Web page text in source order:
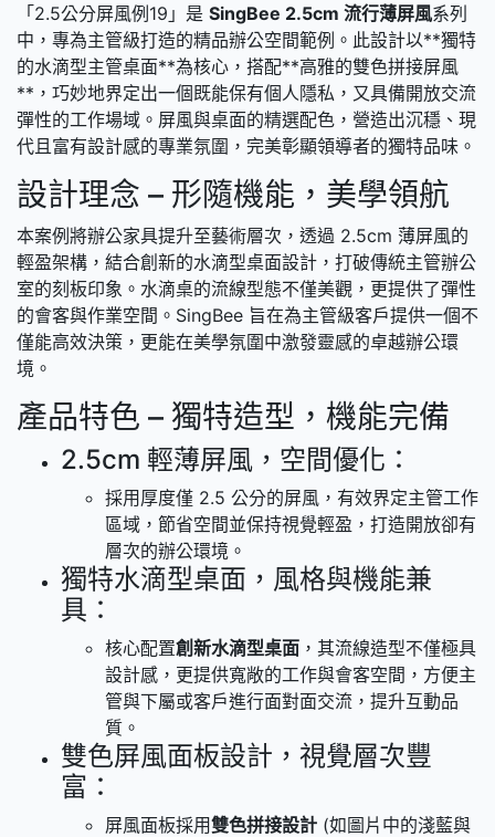
「2.5公分屏風例19」是 SingBee 2.5cm 流行薄屏風系列
中，專為主管級打造的精品辦公空間範例。此設計以**獨特
的水滴型主管桌面**為核心，搭配**高雅的雙色拼接屏風
**，巧妙地界定出一個既能保有個人隱私，又具備開放交流
彈性的工作場域。屏風與桌面的精選配色，營造出沉穩、現
代且富有設計感的專業氛圍，完美彰顯領導者的獨特品味。
設計理念 – 形隨機能，美學領航
本案例將辦公家具提升至藝術層次，透過 2.5cm 薄屏風的
輕盈架構，結合創新的水滴型桌面設計，打破傳統主管辦公
室的刻板印象。水滴桌的流線型態不僅美觀，更提供了彈性
的會客與作業空間。SingBee 旨在為主管級客戶提供一個不
僅能高效決策，更能在美學氛圍中激發靈感的卓越辦公環
境。
產品特色 – 獨特造型，機能完備
2.5cm 輕薄屏風，空間優化：
採用厚度僅 2.5 公分的屏風，有效界定主管工作
區域，節省空間並保持視覺輕盈，打造開放卻有
層次的辦公環境。
獨特水滴型桌面，風格與機能兼
具：
核心配置創新水滴型桌面 ，其流線造型不僅極具
設計感，更提供寬敞的工作與會客空間，方便主
管與下屬或客戶進行面對面交流，提升互動品
質。
雙色屏風面板設計，視覺層次豐
富：
屏風面板採用雙色拼接設計 (如圖片中的淺藍與